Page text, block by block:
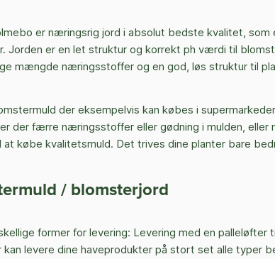
er næringsrig jord i absolut bedste kvalitet, som
Jorden er en let struktur og korrekt ph værdi til
mængde næringsstoffer og en god, løs struktur til
der eksempelvis kan købes i
der færre næringsstoffer eller gødning i mulden, eller
at købe kvalitetsmuld. Det trives dine planter bare
/ blomsterjord
former for levering: Levering med en palleløfter
kan levere dine haveprodukter på stort set alle typer